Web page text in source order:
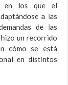
en los que el
a las
de las
hizo un recorrido
cómo se está
en distintos